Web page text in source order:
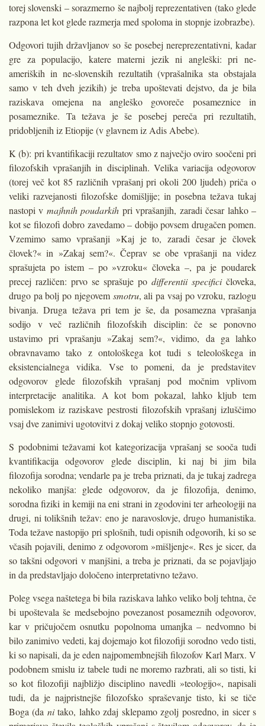
torej slovenski – sorazmerno še najbolj reprezentativen (tako glede
razpona let kot glede razmerja med spoloma in stopnje izobrazbe).
Odgovori tujih državljanov so še posebej nereprezentativni, kadar
gre za populacijo, katere materni jezik ni angleški: pri ne-
ameriških in ne-slovenskih rezultatih (vprašalnika sta obstajala
samo v teh dveh jezikih) je treba upoštevati dejstvo, da je bila
raziskava omejena na angleško govoreče posameznice in
posameznike. Ta težava je še posebej pereča pri rezultatih,
pridobljenih iz Etiopije (v glavnem iz Adis Abebe).
K (b): pri kvantifikaciji rezultatov smo z največjo oviro soočeni pri
filozofskih vprašanjih in disciplinah. Velika variacija odgovorov
(torej več kot 85 različnih vprašanj pri okoli 200 ljudeh) priča o
veliki razvejanosti filozofske domišljije; in posebna težava tukaj
nastopi v majhnih poudarkih pri vprašanjih, zaradi česar lahko –
kot se filozofi dobro zavedamo – dobijo povsem drugačen pomen.
Vzemimo samo vprašanji »Kaj je to, zaradi česar je človek
človek?« in »Zakaj sem?«. Čeprav se obe vprašanji na videz
sprašujeta po istem – po »vzroku« človeka –, pa je poudarek
precej različen: prvo se sprašuje po differentii specifici človeka,
drugo pa bolj po njegovem smotru, ali pa vsaj po vzroku, razlogu
bivanja. Druga težava pri tem je še, da posamezna vprašanja
sodijo v več različnih filozofskih disciplin: če se ponovno
ustavimo pri vprašanju »Zakaj sem?«, vidimo, da ga lahko
obravnavamo tako z ontološkega kot tudi s teleološkega in
eksistencialnega vidika. Vse to pomeni, da je predstavitev
odgovorov glede filozofskih vprašanj pod močnim vplivom
interpretacije analitika. A kot bom pokazal, lahko kljub tem
pomislekom iz raziskave pestrosti filozofskih vprašanj izluščimo
vsaj dve zanimivi ugotovitvi z dokaj veliko stopnjo gotovosti.
S podobnimi težavami kot kategorizacija vprašanj se sooča tudi
kvantifikacija odgovorov glede disciplin, ki naj bi jim bila
filozofija sorodna; vendarle pa je treba priznati, da je tukaj zadrega
nekoliko manjša: glede odgovorov, da je filozofija, denimo,
sorodna fiziki in kemiji na eni strani in zgodovini ter arheologiji na
drugi, ni tolikšnih težav: eno je naravoslovje, drugo humanistika.
Toda težave nastopijo pri splošnih, tudi opisnih odgovorih, ki so se
včasih pojavili, denimo z odgovorom »mišljenje«. Res je sicer, da
so takšni odgovori v manjšini, a treba je priznati, da se pojavljajo
in da predstavljajo določeno interpretativno težavo.
Poleg vsega naštetega bi bila raziskava lahko veliko bolj tehtna, če
bi upoštevala še medsebojno povezanost posameznih odgovorov,
kar v pričujočem osnutku popolnoma umanjka – nedvomno bi
bilo zanimivo vedeti, kaj dojemajo kot filozofiji sorodno vedo tisti,
ki so napisali, da je eden najpomembnejših filozofov Karl Marx. V
podobnem smislu iz tabele tudi ne moremo razbrati, ali so tisti, ki
so kot filozofiji najbližjo disciplino navedli »teologijo«, napisali
tudi, da je najpristnejše filozofsko spraševanje tisto, ki se tiče
Boga (da nitako, lahko zdaj sklepamo zgolj posredno, in sicer s